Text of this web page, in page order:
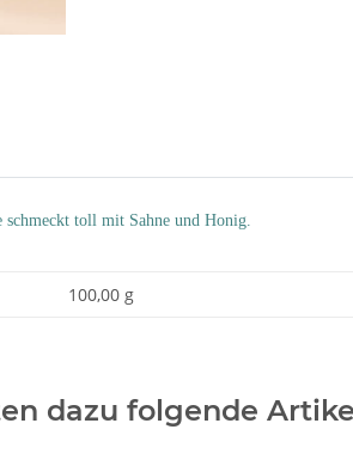
toll mit Sahne und Honig.
100,00 g
dazu folgende